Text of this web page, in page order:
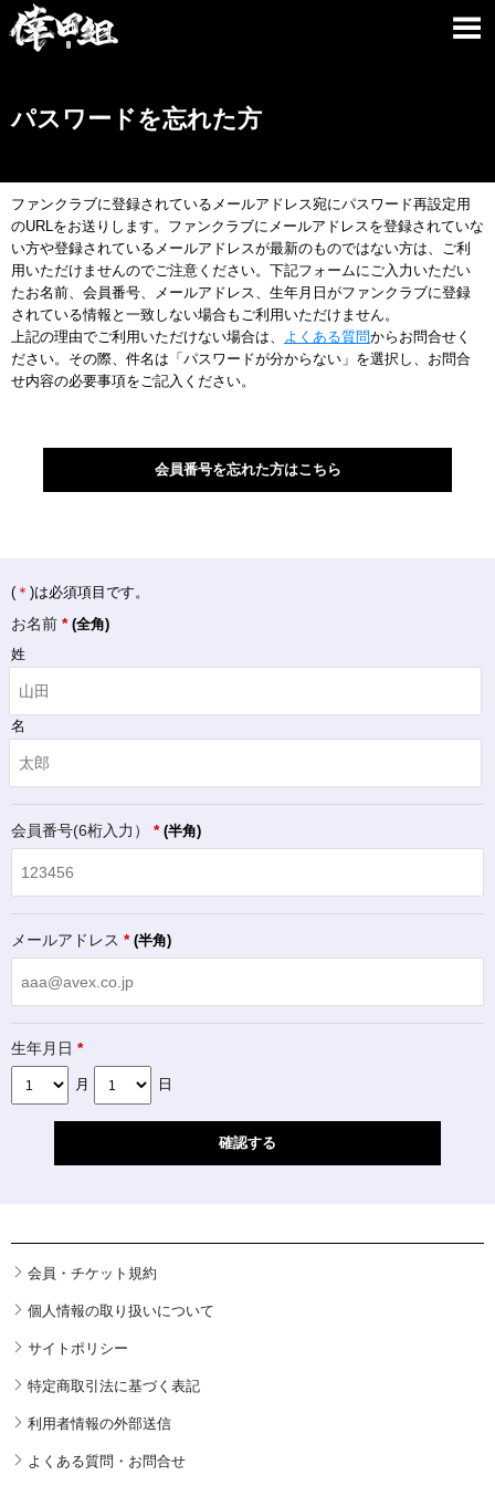
パスワードを忘れた方
ファンクラブに登録されているメールアドレス宛にパスワード再設定用
のURLをお送りします。ファンクラブにメールアドレスを登録されていな
い方や登録されているメールアドレスが最新のものではない方は、ご利
用いただけませんのでご注意ください。下記フォームにご入力いただい
たお名前、会員番号、メールアドレス、生年月日がファンクラブに登録
されている情報と一致しない場合もご利用いただけません。
上記の理由でご利用いただけない場合は、 よくある質問からお問合せく
ださい。その際、件名は「パスワードが分からない」を選択し、お問合
せ内容の必要事項をご記入ください。
会員番号を忘れた方はこちら
( ＊ )は必須項目です。
お名前 * (全角)
姓
名
会員番号(6桁入力） * (半角)
メールアドレス * (半角)
生年月日 *
月 日
会員・チケット規約
個人情報の取り扱いについて
サイトポリシー
特定商取引法に基づく表記
利用者情報の外部送信
よくある質問・お問合せ